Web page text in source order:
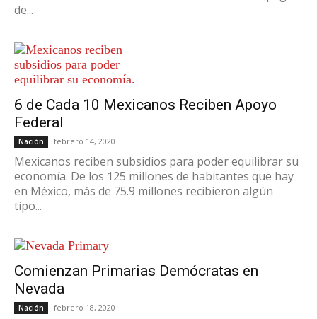
de...
6 de Cada 10 Mexicanos Reciben Apoyo
Federal
Nación febrero 14, 2020
Mexicanos reciben subsidios para poder equilibrar su
economía. De los 125 millones de habitantes que hay
en México, más de 75.9 millones recibieron algún
tipo...
Comienzan Primarias Demócratas en
Nevada
Nación febrero 18, 2020